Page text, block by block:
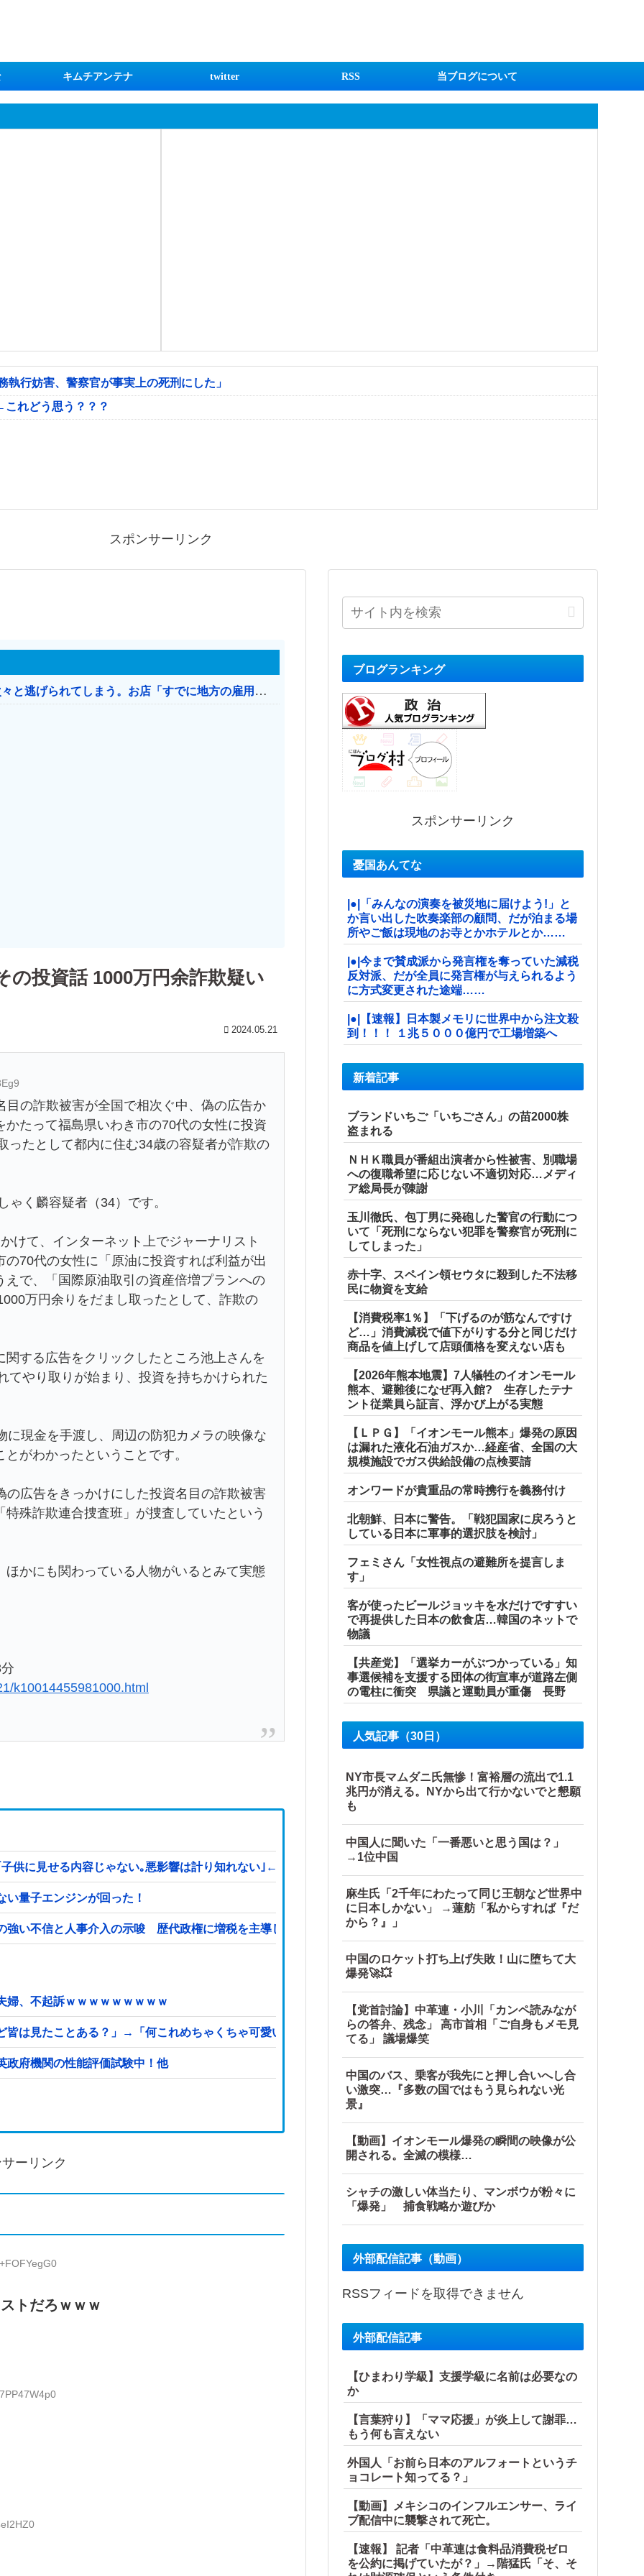
キムチアンテナ twitter RSS 当ブログについて
行妨害、警察官が事実上の死刑にした」
れどう思う？？？
スポンサーリンク
日本のお店、時給1500円でもミャンマー人に次々と逃げられてしまう。お店「すでに地方の雇用は崩壊」
投資話 1000万円余詐欺疑い
2024.05.21
の詐欺被害が全国で相次ぐ中、偽の広告か
たって福島県いわき市の70代の女性に投資
ったとして都内に住む34歳の容疑者が詐欺の
く麟容疑者（34）です。
けて、インターネット上でジャーナリスト
70代の女性に「原油に投資すれば利益が出
で、「国際原油取引の資産倍増プランへの
万円余りをだまし取ったとして、詐欺の
する広告をクリックしたところ池上さんを
てやり取りが始まり、投資を持ちかけられた
現金を手渡し、周辺の防犯カメラの映像な
がわかったということです。
広告をきっかけにした投資名目の詐欺被害
殊詐欺連合捜査班」が捜査していたという
かにも関わっている人物がいるとみて実態
k10014455981000.html
供に見せる内容じゃない｡悪影響は計り知れない｣←これw w w w w w w w w
量子エンジンが回った！
強い不信と人事介入の示唆 歴代政権に増税を主導してきた財務省、高市内閣に完全敗北
、不起訴ｗｗｗｗｗｗｗｗｗ
皆は見たことある？」→「何これめちゃくちゃ可愛いｗｗ」【海外の反応】
府機関の性能評価試験中！他
ーリンク
トだろｗｗｗ
ブログランキング
スポンサーリンク
憂国あんてな
|●|「みんなの演奏を被災地に届けよう!」と
か言い出した吹奏楽部の顧問、だが泊まる場
所やご飯は現地のお寺とかホテルとか……
|●|今まで賛成派から発言権を奪っていた減税
反対派、だが全員に発言権が与えられるよう
に方式変更された途端……
|●|【速報】日本製メモリに世界中から注文殺
到！！！ １兆５０００億円で工場増築へ
新着記事
ブランドいちご「いちごさん」の苗2000株
盗まれる
ＮＨＫ職員が番組出演者から性被害、別職場
への復職希望に応じない不適切対応…メディ
ア総局長が陳謝
玉川徹氏、包丁男に発砲した警官の行動につ
いて「死刑にならない犯罪を警察官が死刑に
してしまった」
赤十字、スペイン領セウタに殺到した不法移
民に物資を支給
【消費税率1％】「下げるのが筋なんですけ
ど…」消費減税で値下がりする分と同じだけ
商品を値上げして店頭価格を変えない店も
【2026年熊本地震】7人犠牲のイオンモール
熊本、避難後になぜ再入館? 生存したテナ
ント従業員ら証言、浮かび上がる実態
【ＬＰＧ】「イオンモール熊本」爆発の原因
は漏れた液化石油ガスか…経産省、全国の大
規模施設でガス供給設備の点検要請
オンワードが貴重品の常時携行を義務付け
北朝鮮、日本に警告。「戦犯国家に戻ろうと
している日本に軍事的選択肢を検討」
フェミさん「女性視点の避難所を提言しま
す」
客が使ったビールジョッキを水だけですすい
で再提供した日本の飲食店…韓国のネットで
物議
【共産党】「選挙カーがぶつかっている」知
事選候補を支援する団体の街宣車が道路左側
の電柱に衝突 県議と運動員が重傷 長野
人気記事（30日）
NY市長マムダニ氏無惨！富裕層の流出で1.1
兆円が消える。NYから出て行かないでと懇願
も
中国人に聞いた「一番悪いと思う国は？」
→1位中国
麻生氏「2千年にわたって同じ王朝など世界中
に日本しかない」 →蓮舫「私からすれば『だ
から？』」
中国のロケット打ち上げ失敗！山に堕ちて大
爆発🚀💥
【党首討論】中革連・小川「カンペ読みなが
らの答弁、残念」 高市首相「ご自身もメモ見
てる」 議場爆笑
中国のバス、乗客が我先にと押し合いへし合
い激突…『多数の国ではもう見られない光
景』
【動画】イオンモール爆発の瞬間の映像が公
開される。全滅の模様…
シャチの激しい体当たり、マンボウが粉々に
「爆発」 捕食戦略か遊びか
外部配信記事（動画）
RSSフィードを取得できません
外部配信記事
【ひまわり学級】支援学級に名前は必要なの
か
【言葉狩り】「ママ応援」が炎上して謝罪…
もう何も言えない
外国人「お前ら日本のアルフォートというチ
ョコレート知ってる？」
【動画】メキシコのインフルエンサー、ライ
ブ配信中に襲撃されて死亡。
【速報】 記者「中革連は食料品消費税ゼロ
を公約に掲げていたが？」→階猛氏「そ、そ